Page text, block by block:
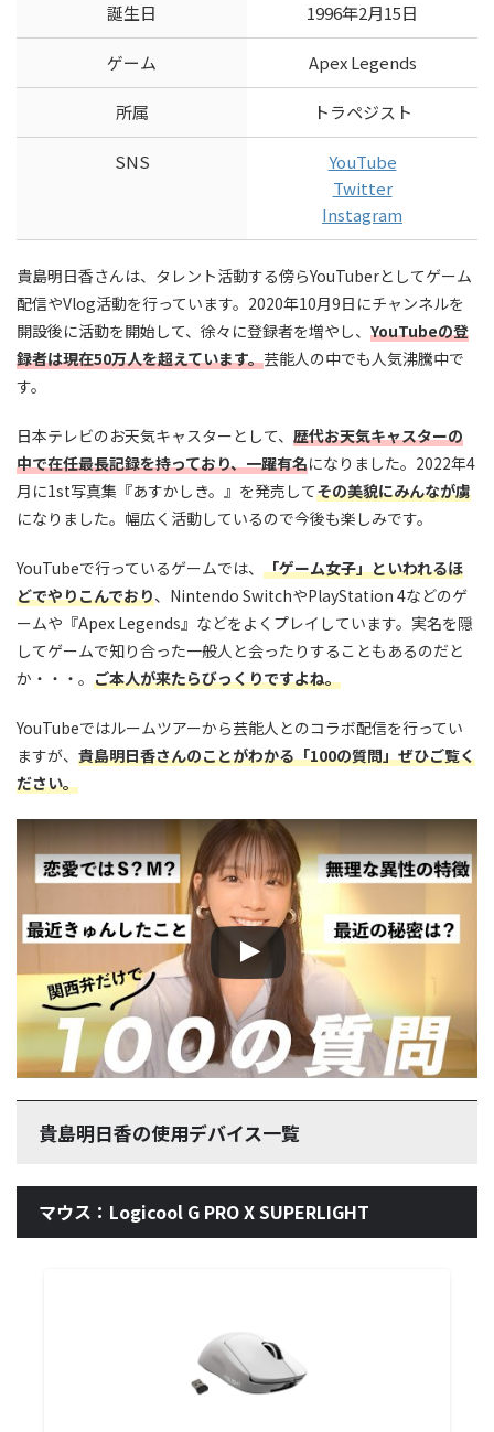
誕生日 1996年2月15日
ゲーム Apex Legends
所属 トラペジスト
SNS
YouTube
Twitter
Instagram
貴島明日香さんは、タレント活動する傍らYouTuberとしてゲーム
配信やVlog活動を行っています。2020年10月9日にチャンネルを
開設後に活動を開始して、徐々に登録者を増やし、 YouTubeの登
録者は現在50万人を超えています。芸能人の中でも人気沸騰中で
す。
日本テレビのお天気キャスターとして、 歴代お天気キャスターの
中で在任最長記録を持っており、一躍有名になりました。2022年4
月に1st写真集『あすかしき。』を発売してその美貌にみんなが虜
になりました。幅広く活動しているので今後も楽しみです。
YouTubeで行っているゲームでは、 「ゲーム女子」といわれるほ
どでやりこんでおり、Nintendo SwitchやPlayStation 4などのゲ
ームや『Apex Legends』などをよくプレイしています。実名を隠
してゲームで知り合った一般人と会ったりすることもあるのだと
か・・・。 ご本人が来たらびっくりですよね。
YouTubeではルームツアーから芸能人とのコラボ配信を行ってい
ますが、 貴島明日香さんのことがわかる「100の質問」ぜひご覧く
ださい。
この動画を YouTube で視聴
貴島明日香の使用デバイス一覧
マウス：Logicool G PRO X SUPERLIGHT